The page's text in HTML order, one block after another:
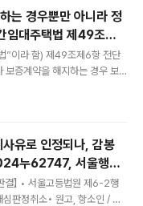
수도법 시행령”이라 함)에서는
은 영 부칙 제1조 단서에서는
년 12월 11일부터 시행한다
..
는 경우뿐만 아니라 정
임대주택법 제49조제6
볼 수 있는지 여부 [법
법”이라 함) 제49조제6항 전단
보증계약을 해지하는 경우 보
고 규정하고 있고, 같은 법 제
용하기 위하여 임대주택정보
규정하고 있는바,보증회사가
보체계에 입력하여 제출한 경
장등에게 보증자료를 제출..
사유로 인정되나, 감봉
누62747, 서울행법
】 • 서울고등법원 제6-2행
판정취소• 원고, 항소인 / A